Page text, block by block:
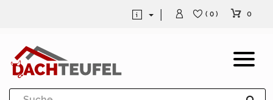
Dachrinne und Fallrohre
Werkzeuge und Löttechnik
( 0 ) 0